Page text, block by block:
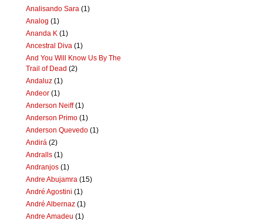
Analisando Sara (1)
Analog (1)
Ananda K (1)
Ancestral Diva (1)
And You Will Know Us By The
Trail of Dead (2)
Andaluz (1)
Andeor (1)
Anderson Neiff (1)
Anderson Primo (1)
Anderson Quevedo (1)
Andirá (2)
Andralls (1)
Andranjos (1)
Andre Abujamra (15)
André Agostini (1)
André Albernaz (1)
Andre Amadeu (1)